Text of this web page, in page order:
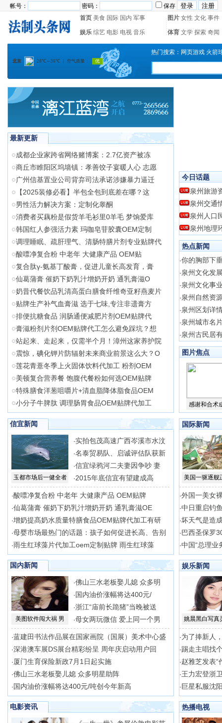
帐号： 密码：
保存
首页 美食 国际 国内 军事 图片 女性 文化 事件
娱乐 综艺 电影 电视 音乐 体育 文学 探索 奇闻
热门搜索： 网页游戏 火箭
最新更新
成都企业家跨省网络赌博案：2.7亿资产被冻
商丘市睢阳区坞墙镇：孝善饺子宴暖人心 志愿
广州信基置业公司背弃司法承诺涉嫌暴力逼迁
【2025装修必看】半包全包到底差在哪？这
‌男性活力解决方案：定制化睾酮
消费者买藕粉是假货羊毛衫里0羊毛 梦饷爱库
韩国红人参强活力素 玛咖皂苷胶囊OEM定制
调理睡眠、疏肝理气、清肠特膳片剂专业贴牌代
酸嘌净复合粉 中老年 大健康产品 OEM贴
复合肽γ-氨基丁酸膏，促进儿童长高发育，膏
仙葛蒲膏 催奶下奶乳汁增奶开奶 通乳膏滋O
奶昔代餐饮品乳清高蛋白膳食纤维奇亚籽燕麦片
贴牌生产补气血膏滋 选于七味,专注非遗膏方
排便抗糖食品 润肠通便减肥片剂OEM贴牌代
膏滋粉剂片剂OEM贴牌代工怎么避免踩坑？想
站起来、走起来，仅需半个月！漳州这家养护院
震惊，碘化钾片防辐射未来商业前景这么大？O
莲花青薏冬季上火固体饮料代加工 粉剂OEM
美顿复合营养餐 饱腹代餐粉如何选OEM贴牌
特殊膳食洋葱咀嚼片+清血脂降体脂食品OEM
小分子牛脾肽 调理肠胃食品OEM贴牌代加工
今日话题
泉州旅游
泉州交通
泉州人口
泉州地理
热点新闻
·你的胸部下
·泉州文化发
·泉州文化事
·泉州自然资
·泉州区划详
·泉州城市名
·泉州古民居
图片焦点
感谢和合术
信宜新闻
玉都市场后一健全者
·实拍包茂高速广西岑溪市水汶
·名泰贸易队、启诚评估队获新
·信宜绿鸦河二夫妻因争吵 妻
·2015年底信宜有望建成高
·酸嘌净复合粉 中老年 大健康产品 OEM贴牌
·仙葛蒲膏 催奶下奶乳汁增奶开奶 通乳膏滋OE
·增奶提髙奶水质量特膳食品OEM贴牌代加工有研
·母婴市场最热门的话题：孩子如何促进长高、告别
·雨生红球藻片代加工oem定制贴牌 雨生红球藻
国际新闻
美国一驱逐舰
·外国一美女
·中日重启钓
·坏天气是造
·巴西圣保罗
·中国“总理业
国内新闻
美图软件闯大祸 男
·佛山三水老板娶儿媳 众多明
· 国内油价涨幅将达400元/
·浙江“庙前长跪猪”当晚被送
·母女两玩微信 爱上同一个男
·蓝建田书法作品展在国家画院（国展）美术中心盛
·深港澳车展DS展台精彩纷呈 周年庆启动用户回
· 厦门生育保险新政7月1日起实施
·佛山三水老板娶儿媳 众多明星助阵
· 国内油价涨幅将达400元/吨创今年新高
娱乐新闻
姚晨黑白写真
·为了捧新人
·踢走主唱找
·赵雅芝发表“
·王力宏登浙
·巨星私服沈
电影资讯 热播电视